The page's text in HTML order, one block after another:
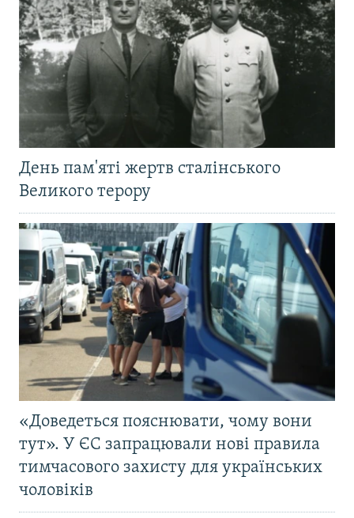
День пам'яті жертв сталінського
Великого терору
«Доведеться пояснювати, чому вони
тут». У ЄС запрацювали нові правила
тимчасового захисту для українських
чоловіків